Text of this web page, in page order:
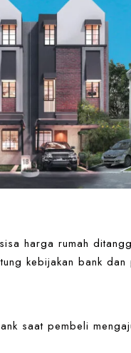
harga rumah
kebijakan bank
saat pembeli